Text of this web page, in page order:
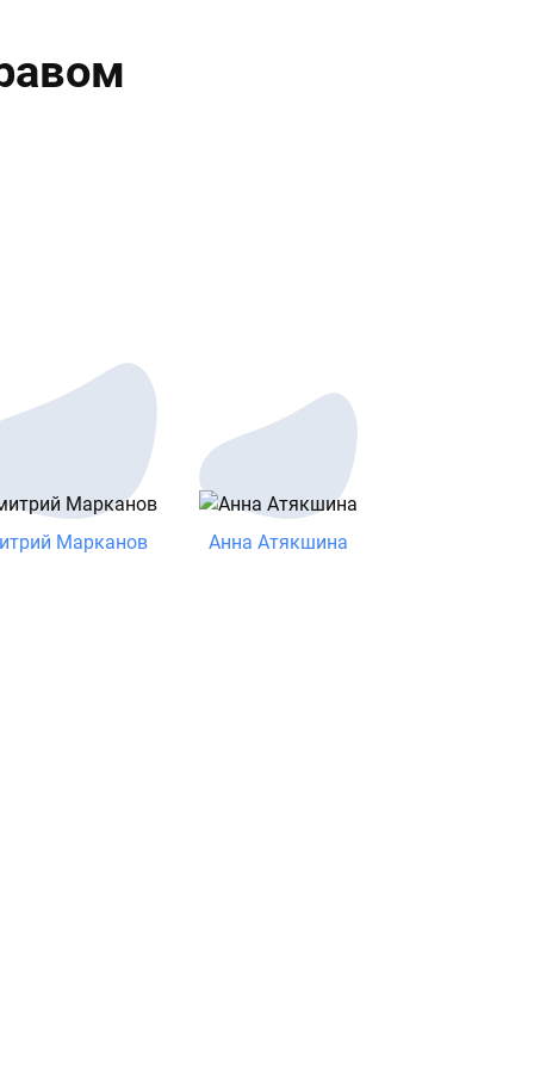
Марканов Анна Атякшина